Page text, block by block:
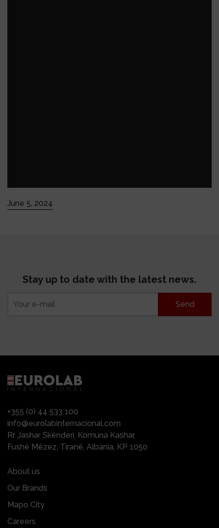
June 5, 2024
Stay up to date with the latest news.
+355 (0) 44 533 100
info@eurolabinternacional.com
Rr. Jashar Skënderi, Komuna Kashar,
Fushë Mëzez, Tiranë, Albania, KP 1050
About us
Our Brands
Mapo City
Careers